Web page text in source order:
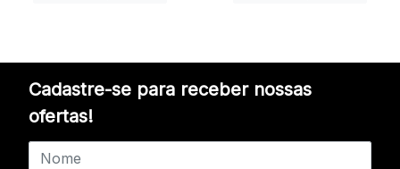
Cadastre-se para receber nossas
ofertas!